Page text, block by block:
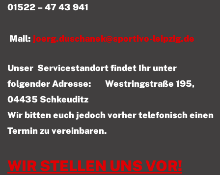
01522 – 47 43 941
Mail: joerg.duschanek@sportivo-leipzig.de
Unser Servicestandort findet Ihr unter
folgender Adresse: Westringstraße 195,
04435 Schkeuditz
Wir bitten euch jedoch vorher telefonisch einen
Termin zu vereinbaren.
WIR STELLEN UNS VOR!